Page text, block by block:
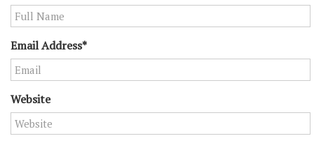
Email Address*
Website